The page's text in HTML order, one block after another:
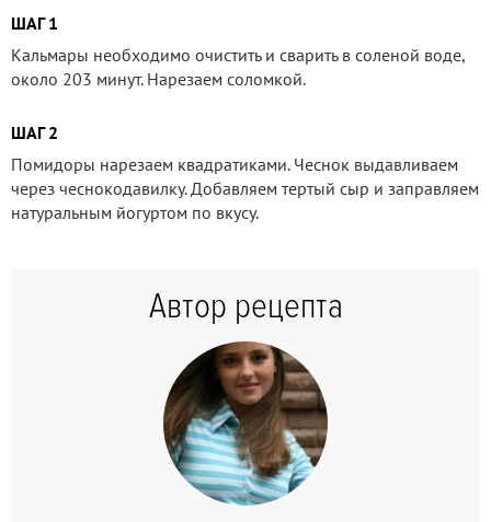
ШАГ 1
Кальмары необходимо очистить и сварить в соленой воде,
около 203 минут. Нарезаем соломкой.
ШАГ 2
Помидоры нарезаем квадратиками. Чеснок выдавливаем
через чеснокодавилку. Добавляем тертый сыр и заправляем
натуральным йогуртом по вкусу.
Автор рецепта